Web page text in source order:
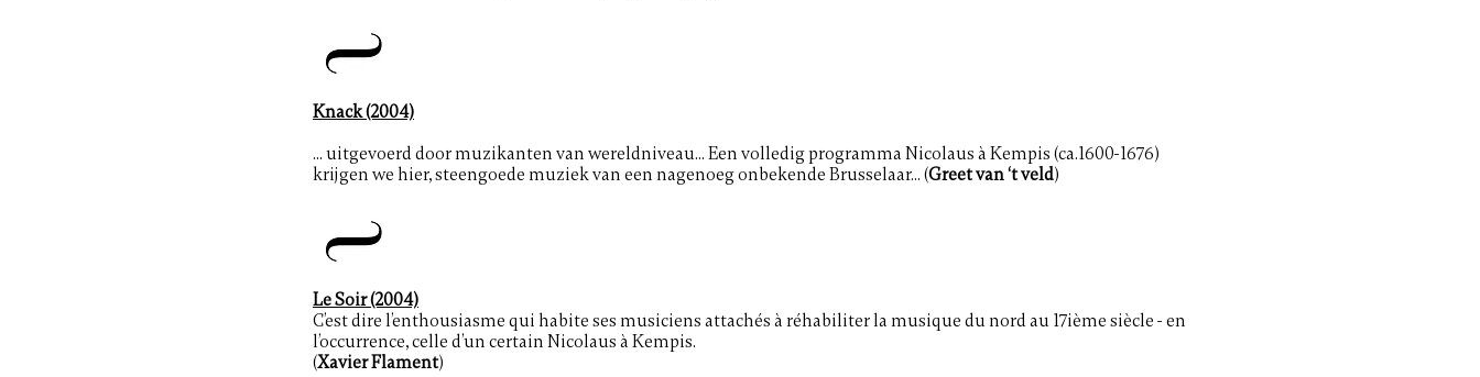
Knack (2004)
... uitgevoerd door muzikanten van wereldniveau... Een volledig programma Nicolaus à Kempis (ca.1600-1676)
krijgen we hier, steengoede muziek van een nagenoeg onbekende Brusselaar... (Greet van ‘t veld)
Le Soir (2004)
C’est dire l’enthousiasme qui habite ses musiciens attachés à réhabiliter la musique du nord au 17ième siècle - en
l’occurrence, celle d’un certain Nicolaus à Kempis.
(Xavier Flament)